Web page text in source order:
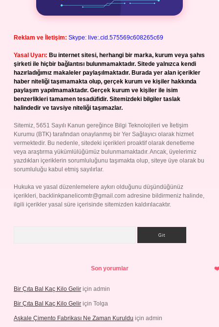
Reklam ve İletişim: Skype: live:.cid.575569c608265c69
Yasal Uyarı: Bu internet sitesi, herhangi bir marka, kurum veya şahıs
şirketi ile hiçbir bağlantısı bulunmamaktadır. Sitede yalnızca kendi
hazırladığımız makaleler paylaşılmaktadır. Burada yer alan içerikler
haber niteliği taşımamakta olup, gerçek kurum ve kişiler hakkında
paylaşım yapılmamaktadır. Gerçek kurum ve kişiler ile isim
benzerlikleri tamamen tesadüfidir. Sitemizdeki bilgiler taslak
halindedir ve tavsiye niteliği taşımazlar.
Sitemiz, 5651 Sayılı Kanun gereğince Bilgi Teknolojileri ve İletişim
Kurumu (BTK) tarafından onaylanmış bir Yer Sağlayıcı olarak hizmet
vermektedir. Bu nedenle, sitedeki içerikleri proaktif olarak denetleme
veya araştırma yükümlülüğümüz bulunmamaktadır. Ancak, üyelerimiz
yazdıkları içeriklerin sorumluluğunu taşımakta olup, siteye üye olarak bu
sorumluluğu kabul etmiş sayılırlar.
Hukuka ve yasal düzenlemelere aykırı olduğunu düşündüğünüz
içerikleri, backlinkpanelicomtr@gmail.com adresine bildirmeniz halinde,
ilgili içerikler yasal süre içerisinde sitemizden kaldırılacaktır.
Son yorumlar
Bir Çıta Bal Kaç Kilo Gelir için admin
Bir Çıta Bal Kaç Kilo Gelir için Tolga
Aşkale Çimento Fabrikası Ne Zaman Kuruldu için admin